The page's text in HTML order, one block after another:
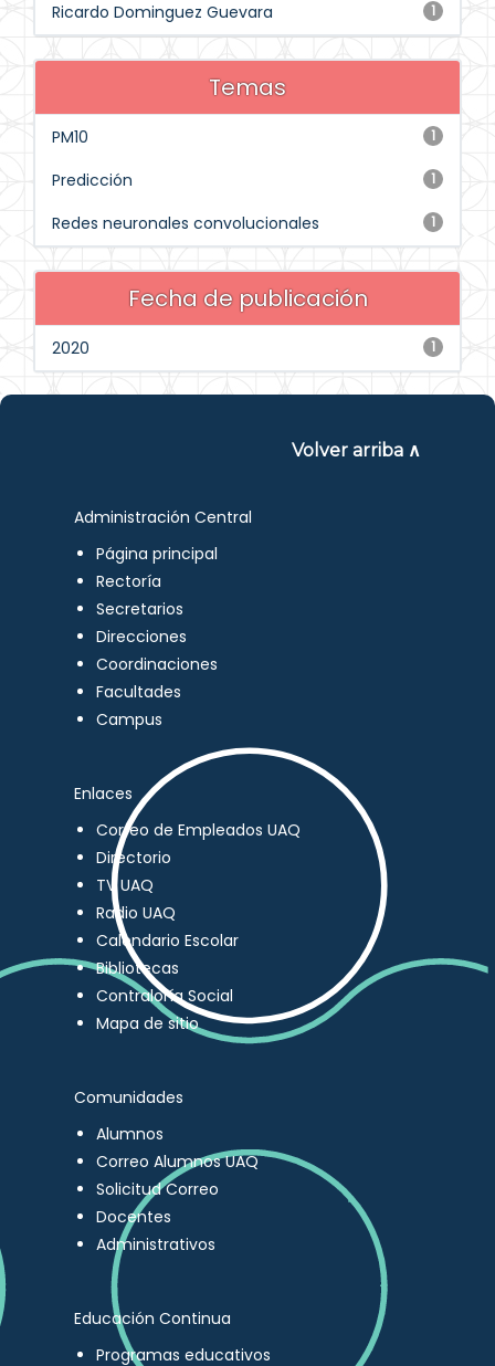
1
Ricardo Dominguez Guevara
Temas
1
PM10
1
Predicción
1
Redes neuronales convolucionales
Fecha de publicación
1
2020
Volver arriba ∧
Administración Central
Página principal
Rectoría
Secretarios
Direcciones
Coordinaciones
Facultades
Campus
Enlaces
Correo de Empleados UAQ
Directorio
TV UAQ
Radio UAQ
Calendario Escolar
Bibliotecas
Contraloría Social
Mapa de sitio
Comunidades
Alumnos
Correo Alumnos UAQ
Solicitud Correo
Docentes
Administrativos
Educación Continua
Programas educativos